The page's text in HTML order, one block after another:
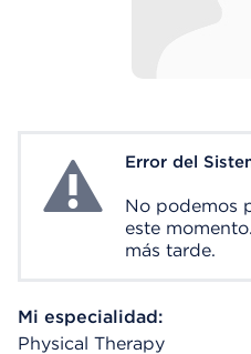
System ErrorError del
No podemos
este
más tarde.
Mi especialidad:
Physical Therapy